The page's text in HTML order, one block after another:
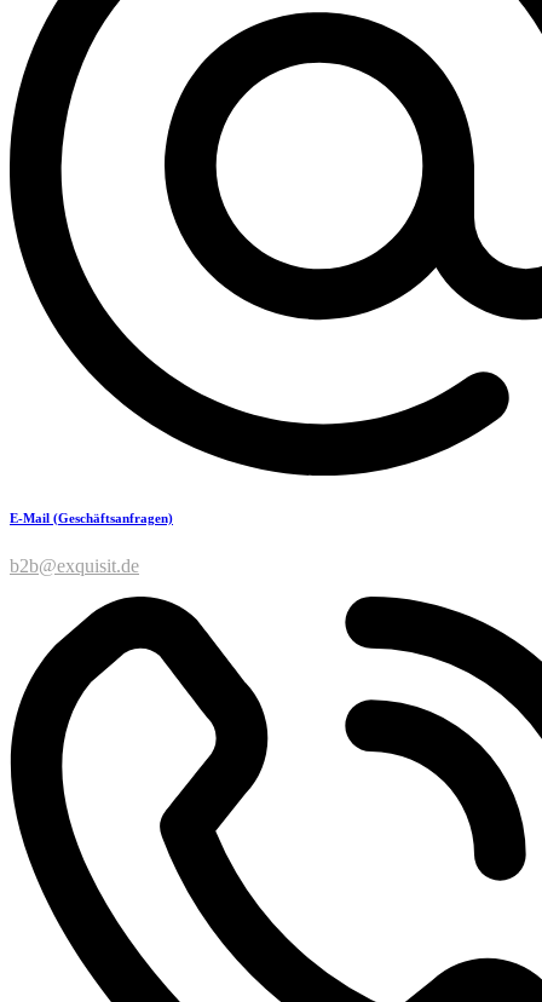
E-Mail (Geschäftsanfragen)
b2b@exquisit.de